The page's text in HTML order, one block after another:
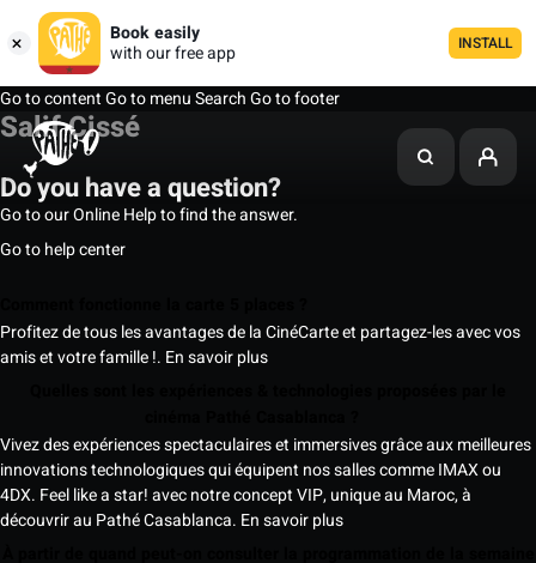
Book easily
with our free app
INSTALL
Go to contentGo to menuSearchGo to footer
Salif Cissé
Do you have a question?
Go to our Online Help to find the answer.
Go to help center
Profitez de tous les avantages de la CinéCarte et partagez-les avec vos
amis et votre famille !. En savoir plus
Vivez des expériences spectaculaires et immersives grâce aux meilleures
innovations technologiques qui équipent nos salles comme IMAX ou
4DX. Feel like a star! avec notre concept VIP, unique au Maroc, à
découvrir au Pathé Casablanca. En savoir plus